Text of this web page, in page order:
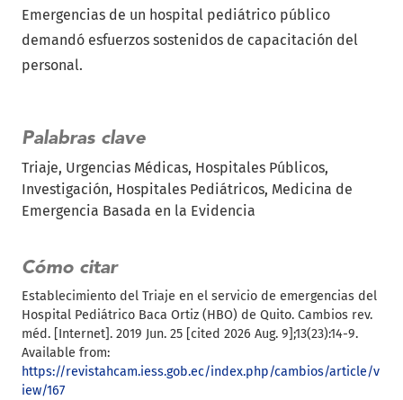
Palabras clave
Triaje Urgencias Médicas Hospitales Públicos
Investigación Hospitales Pediátricos Medicina de
Emergencia Basada en la Evidencia
Cómo citar
Establecimiento del Triaje en el servicio de emergencias del
Hospital Pediátrico Baca Ortiz (HBO) de Quito. Cambios rev.
méd. [Internet]. 2019 Jun. 25 [cited 2026 Aug. 9];13(23):14-9.
Available from:
https://revistahcam.iess.gob.ec/index.php/cambios/article/v
iew/167
Emergencias de un hospital pediátrico público
demandó esfuerzos sostenidos de capacitación del
personal.